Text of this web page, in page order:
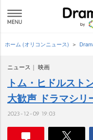
ホーム (オリコンニュース)
ニュース 映画
トム・ヒドルスト
大歓声 ドラマシリ
2023-12-09 19:03